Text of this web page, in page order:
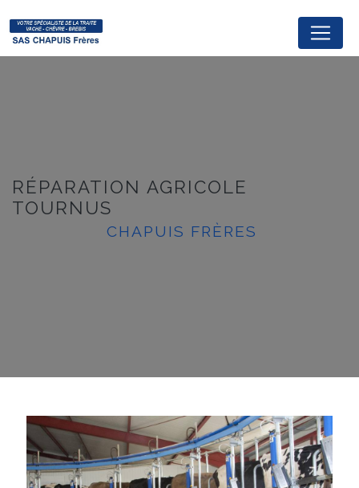
RÉPARATION AGRICOLE
TOURNUS
CHAPUIS FRÈRES